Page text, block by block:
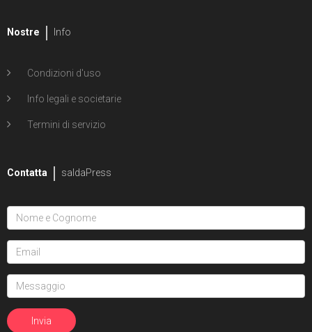
Nostre Info
Condizioni d'uso
Info legali e societarie
Termini di servizio
Contatta saldaPress